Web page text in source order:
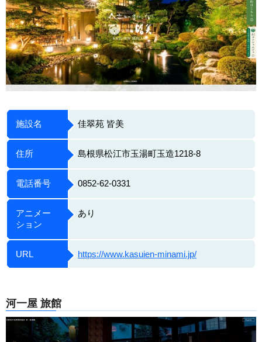
施設名 佳翠苑 皆美
住所 島根県松江市玉湯町玉造1218-8
電話番号 0852-62-0331
アニメー
ション
あり
URL https://www.kasuien-minami.jp/
河一屋 旅館